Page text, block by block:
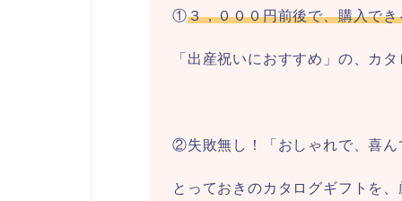
①３，０００円前後で、購入でき
「出産祝いにおすすめ」の、カ
②失敗無し！「おしゃれで、喜ん
とっておきのカタログギフトを